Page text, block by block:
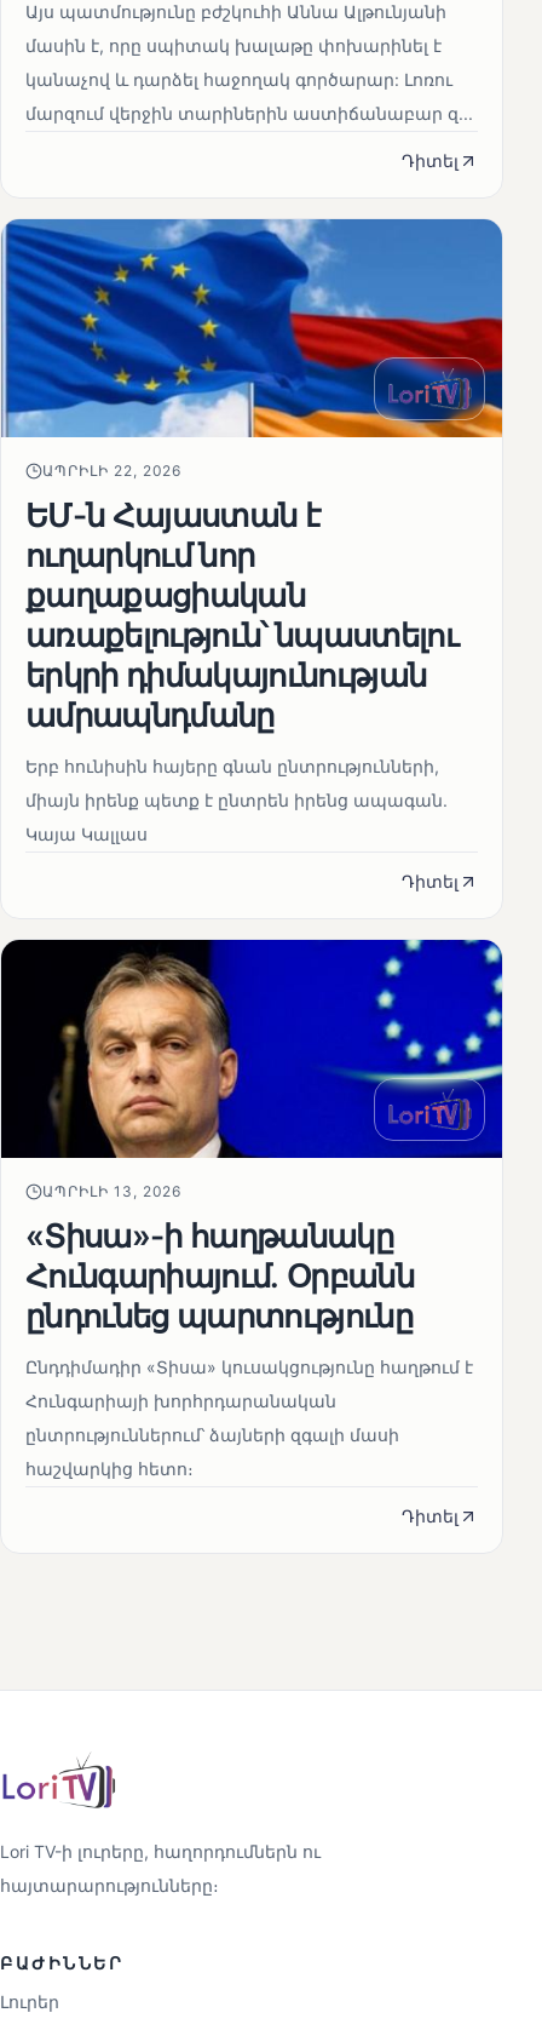
Այս պատմությունը բժշկուհի Աննա Ալթունյանի
մասին է, որը սպիտակ խալաթը փոխարինել է
կանաչով և դարձել հաջողակ գործարար: Լոռու
մարզում վերջին տարիներին աստիճանաբար զ...
Դիտել
ԱՊՐԻԼԻ 22, 2026
ԵՄ-ն Հայաստան է
ուղարկում նոր
քաղաքացիական
առաքելություն՝ նպաստելու
երկրի դիմակայունության
ամրապնդմանը
Երբ հունիսին հայերը գնան ընտրությունների,
միայն իրենք պետք է ընտրեն իրենց ապագան.
Կայա Կալլաս
Դիտել
ԱՊՐԻԼԻ 13, 2026
«Տիսա»-ի հաղթանակը
Հունգարիայում․ Օրբանն
ընդունեց պարտությունը
Ընդդիմադիր «Տիսա» կուսակցությունը հաղթում է
Հունգարիայի խորհրդարանական
ընտրություններում՝ ձայների զգալի մասի
հաշվարկից հետո։
Դիտել
Lori TV-ի լուրերը, հաղորդումներն ու
հայտարարությունները։
ԲԱԺԻՆՆԵՐ
Լուրեր